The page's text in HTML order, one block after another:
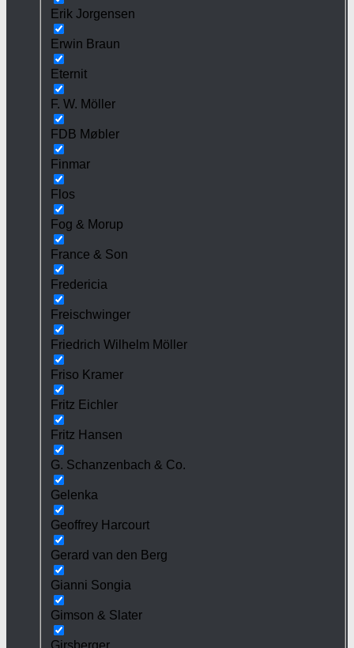
Erik Jorgensen
Erwin Braun
Eternit
F. W. Möller
FDB Møbler
Finmar
Flos
Fog & Morup
France & Son
Fredericia
Freischwinger
Friedrich Wilhelm Möller
Friso Kramer
Fritz Eichler
Fritz Hansen
G. Schanzenbach & Co.
Gelenka
Geoffrey Harcourt
Gerard van den Berg
Gianni Songia
Gimson & Slater
Girsberger